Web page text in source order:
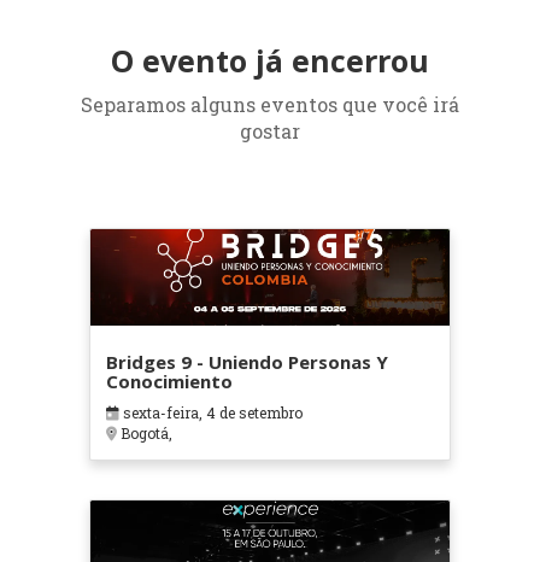
O evento já encerrou
Separamos alguns eventos que você irá
gostar
Bridges 9 - Uniendo Personas Y
Conocimiento
sexta-feira, 4 de setembro
Bogotá,